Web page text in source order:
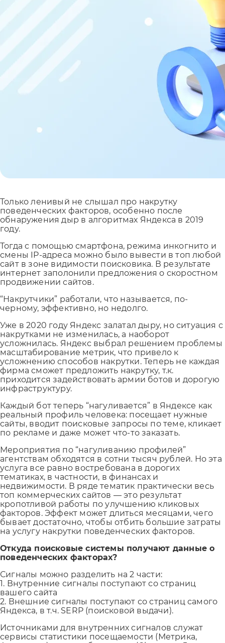
Только ленивый не слышал про накрутку
поведенческих факторов, особенно после
обнаружения дыр в алгоритмах Яндекса в 2019
году.
Тогда с помощью смартфона, режима инкогнито и
смены IP-адреса можно было вывести в топ любой
сайт в зоне видимости поисковика. В результате
интернет заполонили предложения о скоростном
продвижении сайтов.
“Накрутчики” работали, что называется, по-
черному, эффективно, но недолго.
Уже в 2020 году Яндекс залатал дыру, но ситуация с
накрутками не изменилась, а наоборот
усложнилась. Яндекс выбрал решением проблемы
масштабирование метрик, что привело к
усложнению способов накрутки. Теперь не каждая
фирма сможет предложить накрутку, т.к.
приходится задействовать армии ботов и дорогую
инфраструктуру.
Каждый бот теперь “нагуливается” в Яндексе как
реальный профиль человека: посещает нужные
сайты, вводит поисковые запросы по теме, кликает
по рекламе и даже может что-то заказать.
Мероприятия по “нагуливанию профилей”
агентствам обходятся в сотни тысяч рублей. Но эта
услуга все равно востребована в дорогих
тематиках, в частности, в финансах и
недвижимости. В ряде тематик практически весь
топ коммерческих сайтов — это результат
кропотливой работы по улучшению кликовых
факторов. Эффект может длиться месяцами, чего
бывает достаточно, чтобы отбить большие затраты
на услугу накрутки поведенческих факторов.
Откуда поисковые системы получают данные о
поведенческих факторах?
Сигналы можно разделить на 2 части:
1. Внутренние сигналы поступают со страниц
вашего сайта
2. Внешние сигналы поступают со страниц самого
Яндекса, в т.ч. SERP (поисковой выдачи).
Источниками для внутренних сигналов служат
сервисы статистики посещаемости (Метрика,